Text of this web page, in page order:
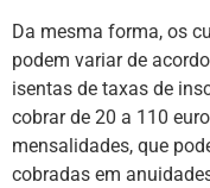
Da mesma forma, os
podem variar de
isentas de taxas de
cobrar de 20 a 110
mensalidades, que
cobradas em